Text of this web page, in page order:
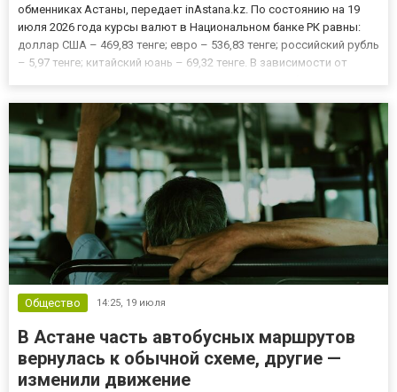
обменниках Астаны, передает inAstana.kz. По состоянию на 19
июля 2026 года курсы валют в Национальном банке РК равны:
доллар США – 469,83 тенге; евро – 536,83 тенге; российский рубль
– 5,97 тенге; китайский юань – 69,32 тенге. В зависимости от
Общество 14:25, 19 июля
В Астане часть автобусных маршрутов
вернулась к обычной схеме, другие —
изменили движение